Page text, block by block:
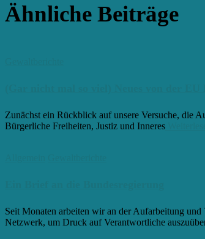
Ähnliche Beiträge
Zunächst ein Rückblick auf unsere Versuche, die
Bürgerliche Freiheiten, Justiz und Inneres
Seit Monaten arbeiten wir an der Aufarbeitung
Netzwerk, um Druck auf Verantwortliche